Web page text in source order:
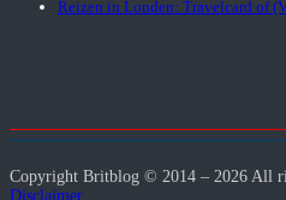
Reizen in Londen: Travelcard of
Copyright Britblog © 2014 – 2026 All
Disclaimer